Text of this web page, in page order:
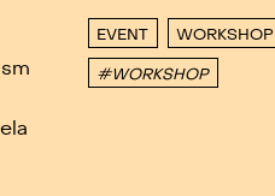
EVENT WORKSHOP
#WORKSHOP